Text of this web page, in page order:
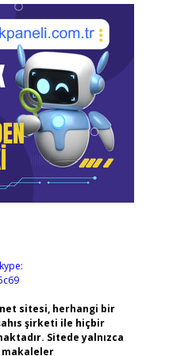
sitesi, herhangi bir
şirketi ile hiçbir
Sitede yalnızca
makaleler